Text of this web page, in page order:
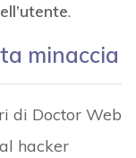
.
minaccia
di Doctor Web
hacker